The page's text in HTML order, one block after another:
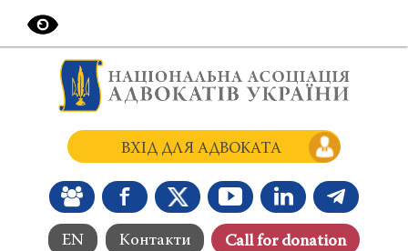
EN Контакти Сall for donation
ВХІД ДЛЯ АДВОКАТА